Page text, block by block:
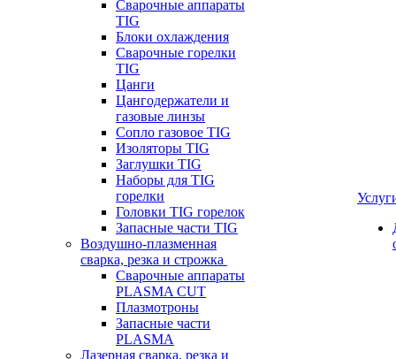
Сварочные аппараты
TIG
Блоки охлаждения
Сварочные горелки
TIG
Цанги
Цангодержатели и
газовые линзы
Сопло газовое TIG
Изоляторы TIG
Заглушки TIG
Наборы для TIG
горелки
Головки TIG горелок
Запасные части TIG
Воздушно-плазменная
сварка, резка и строжка
Сварочные аппараты
PLASMA CUT
Плазмотроны
Запасные части
PLASMA
Лазерная сварка, резка и